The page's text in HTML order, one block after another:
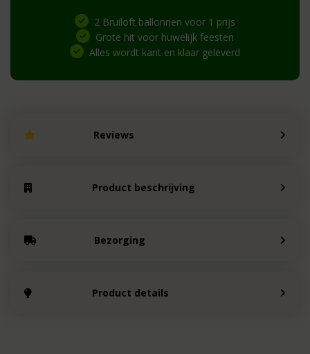
2 Bruiloft ballonnen voor 1 prijs
Grote hit voor huwelijk feesten
Alles wordt kant en klaar geleverd
Reviews
Product beschrijving
Bezorging
Product details